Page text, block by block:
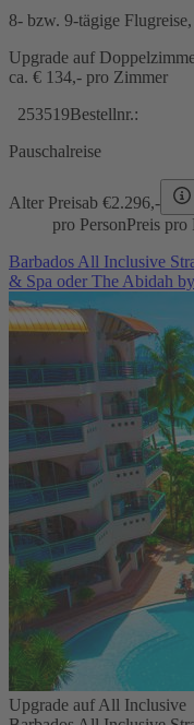
8- bzw. 9-tägige
Upgrade auf
ca. € 134,- pro Zimmer
253519Bestellnr.:
Pauschalreise
Alter Preisab €2.296,-
pro PersonPreis pro
Barbados All Inclusive
& Spa oder The Abidah
Upgrade auf All Inclusive